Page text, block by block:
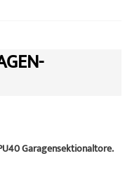
Garagensektionaltore.